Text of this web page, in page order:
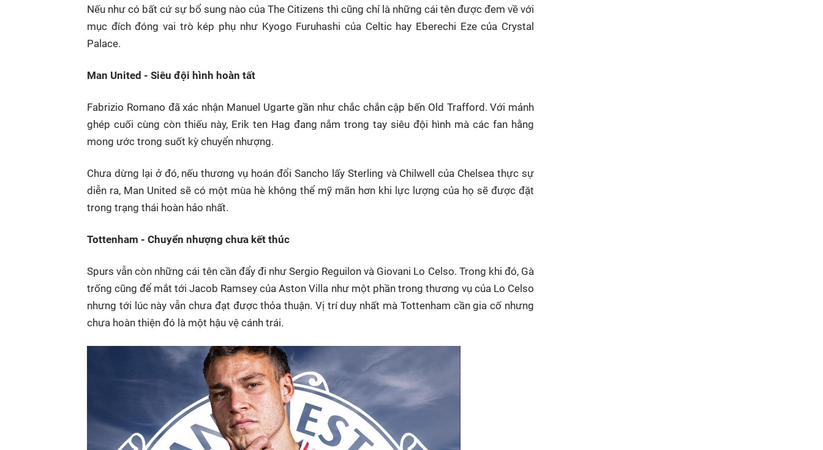
Nếu như có bất cứ sự bổ sung nào của The Citizens thì cũng chỉ là những cái tên được đem về với
mục đích đóng vai trò kép phụ như Kyogo Furuhashi của Celtic hay Eberechi Eze của Crystal
Palace.
Man United - Siêu đội hình hoàn tất
Fabrizio Romano đã xác nhận Manuel Ugarte gần như chắc chắn cập bến Old Trafford. Với mảnh
ghép cuối cùng còn thiếu này, Erik ten Hag đang nắm trong tay siêu đội hình mà các fan hằng
mong ước trong suốt kỳ chuyển nhượng.
Chưa dừng lại ở đó, nếu thương vụ hoán đổi Sancho lấy Sterling và Chilwell của Chelsea thực sự
diễn ra, Man United sẽ có một mùa hè không thể mỹ mãn hơn khi lực lượng của họ sẽ được đặt
trong trạng thái hoàn hảo nhất.
Tottenham - Chuyển nhượng chưa kết thúc
Spurs vẫn còn những cái tên cần đẩy đi như Sergio Reguilon và Giovani Lo Celso. Trong khi đó, Gà
trống cũng để mắt tới Jacob Ramsey của Aston Villa như một phần trong thương vụ của Lo Celso
nhưng tới lúc này vẫn chưa đạt được thỏa thuận. Vị trí duy nhất mà Tottenham cần gia cố nhưng
chưa hoàn thiện đó là một hậu vệ cánh trái.